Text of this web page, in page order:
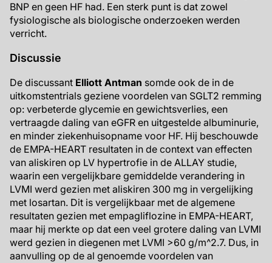
BNP en geen HF had. Een sterk punt is dat zowel
fysiologische als biologische onderzoeken werden
verricht.
Discussie
De discussant Elliott Antman somde ook de in de
uitkomstentrials geziene voordelen van SGLT2 remming
op: verbeterde glycemie en gewichtsverlies, een
vertraagde daling van eGFR en uitgestelde albuminurie,
en minder ziekenhuisopname voor HF. Hij beschouwde
de EMPA-HEART resultaten in de context van effecten
van aliskiren op LV hypertrofie in de ALLAY studie,
waarin een vergelijkbare gemiddelde verandering in
LVMI werd gezien met aliskiren 300 mg in vergelijking
met losartan. Dit is vergelijkbaar met de algemene
resultaten gezien met empagliflozine in EMPA-HEART,
maar hij merkte op dat een veel grotere daling van LVMI
werd gezien in diegenen met LVMI >60 g/m^2.7. Dus, in
aanvulling op de al genoemde voordelen van